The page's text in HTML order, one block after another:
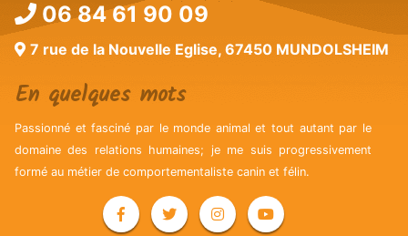
06 84 61 90 09
7 rue de la Nouvelle Eglise, 67450 MUNDOLSHEIM
En quelques mots
Passionné et fasciné par le monde animal et tout autant par le
domaine des relations humaines; je me suis progressivement
formé au métier de comportementaliste canin et félin.